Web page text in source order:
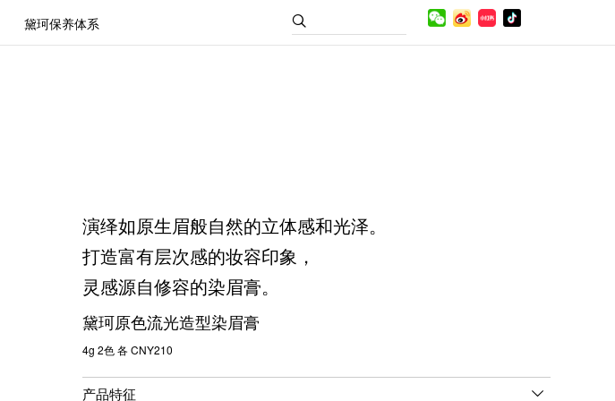
黛珂保养体系
演绎如原生眉般自然的立体感和光泽。
打造富有层次感的妆容印象，
灵感源自修容的染眉膏。
黛珂原色流光造型染眉膏
4g 2色 各 CNY210
产品特征